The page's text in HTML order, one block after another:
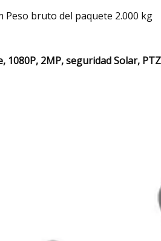
Peso bruto del paquete 2.000 kg
1080P, 2MP, seguridad Solar,